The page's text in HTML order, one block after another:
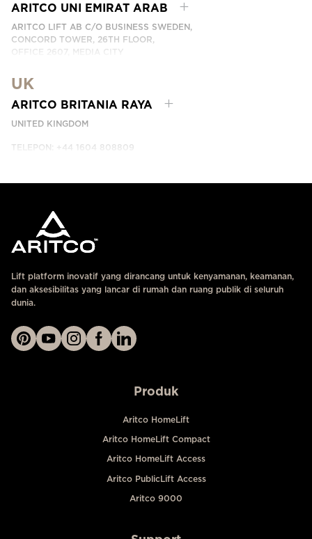
HUBUNGI KAMI
ARITCO UNI EMIRAT ARAB
ARITCO LIFT AB C/O BUSINESS SWEDEN,
CONCORD TOWER, 26TH FLOOR,
OFFICE 2607, MEDIA CITY
HUBUNGI KAMI
UK
ARITCO BRITANIA RAYA
UNITED KINGDOM
TELEPON: +44 1604 808809
Lift platform inovatif yang dirancang untuk kenyamanan, keamanan,
dan aksesibilitas yang lancar di rumah dan ruang publik di seluruh
dunia.
Produk
Aritco HomeLift
Aritco HomeLift Compact
Aritco HomeLift Access
Aritco PublicLift Access
Aritco 9000